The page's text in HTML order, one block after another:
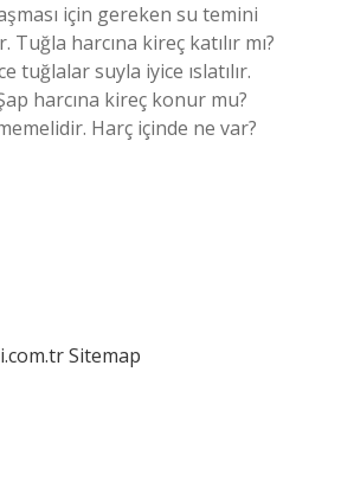
için gereken su temini
harcına kireç katılır mı?
tuğlalar suyla iyice ıslatılır.
harcına kireç konur mu?
Harç içinde ne var?
Sitemap